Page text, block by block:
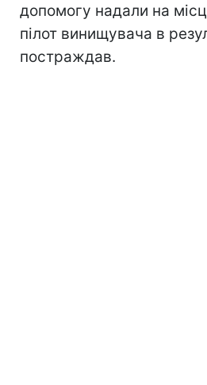
допомогу надали на
пілот винищувача в
постраждав.